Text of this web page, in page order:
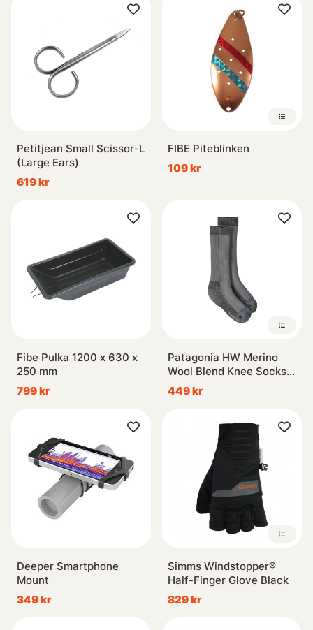
Petitjean Small Scissor-L
(Large Ears)
619 kr
FIBE Piteblinken
109 kr
Fibe Pulka 1200 x 630 x
250 mm
799 kr
Patagonia HW Merino
Wool Blend Knee Socks
FEGY
449 kr
Deeper Smartphone
Mount
349 kr
Simms Windstopper®
Half-Finger Glove Black
829 kr